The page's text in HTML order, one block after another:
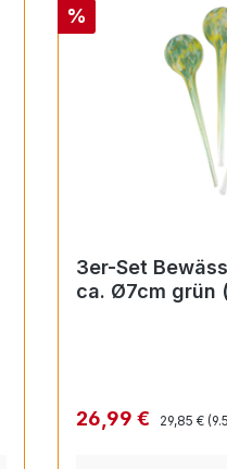
Rabatt
%
3er-Set
ca. Ø7cm grün
Verkaufspreis:
26,99 € Regulärer
29,85 €